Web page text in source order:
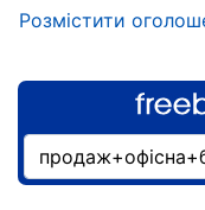
Розмістити